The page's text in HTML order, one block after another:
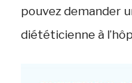
pouvez demander
diététicienne à